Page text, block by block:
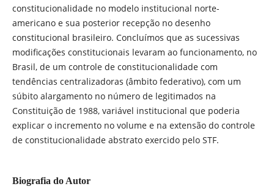
constitucionalidade no modelo institucional norte-
americano e sua posterior recepção no desenho
constitucional brasileiro. Concluímos que as sucessivas
modificações constitucionais levaram ao funcionamento, no
Brasil, de um controle de constitucionalidade com
tendências centralizadoras (âmbito federativo), com um
súbito alargamento no número de legitimados na
Constituição de 1988, variável institucional que poderia
explicar o incremento no volume e na extensão do controle
de constitucionalidade abstrato exercido pelo STF.
Biografia do Autor